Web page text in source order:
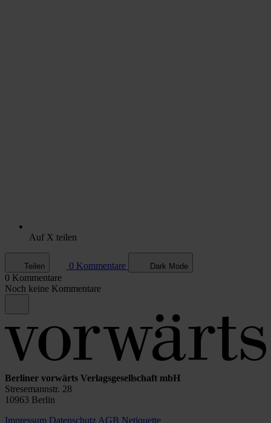
Auf X teilen
Teilen 0 Kommentare Dark Mode
0 Kommentare
Noch keine Kommentare
Berliner vorwärts Verlagsgesellschaft mbH
Stresemannstr. 28
10963 Berlin
Impressum Datenschutz AGB Netiquette